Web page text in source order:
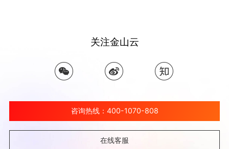
关注金山云
咨询热线：400-1070-808
在线客服